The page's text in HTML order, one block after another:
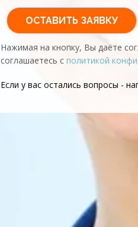
Нажимая на кнопку, Вы даёте
соглашаетесь сполитикой
Если у вас остались вопросы -